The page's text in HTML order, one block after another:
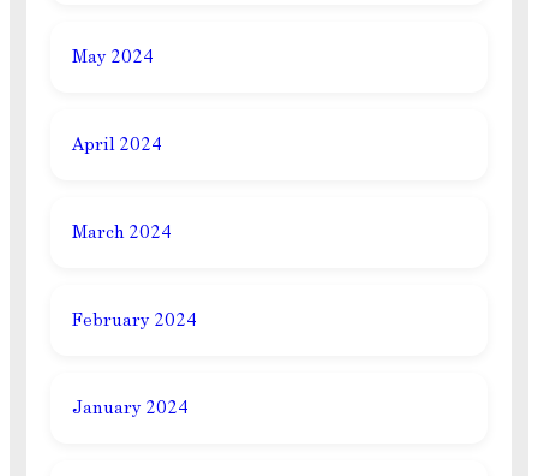
May 2024
April 2024
March 2024
February 2024
January 2024